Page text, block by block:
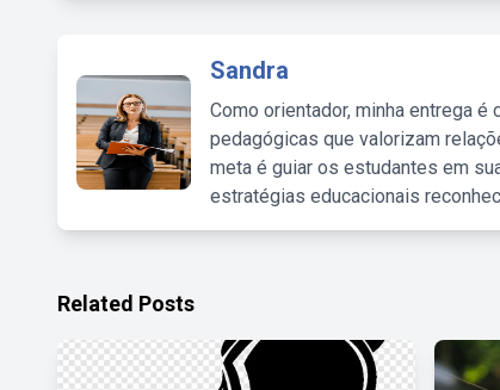
Sandra
Como orientador, minha entrega
pedagógicas que valorizam
meta é guiar os estudantes em
estratégias educacionais
Related Posts